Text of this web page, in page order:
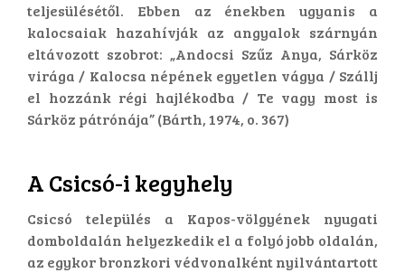
teljesülésétől. Ebben az énekben ugyanis a
kalocsaiak hazahívják az angyalok szárnyán
eltávozott szobrot: „Andocsi Szűz Anya, Sárköz
virága / Kalocsa népének egyetlen vágya / Szállj
el hozzánk régi hajlékodba / Te vagy most is
Sárköz pátrónája” (Bárth, 1974, o. 367)
​A Csicsó-i kegyhely
Csicsó település a Kapos-völgyének nyugati
domboldalán helyezkedik el a folyó jobb oldalán,
az egykor bronzkori védvonalként nyilvántartott